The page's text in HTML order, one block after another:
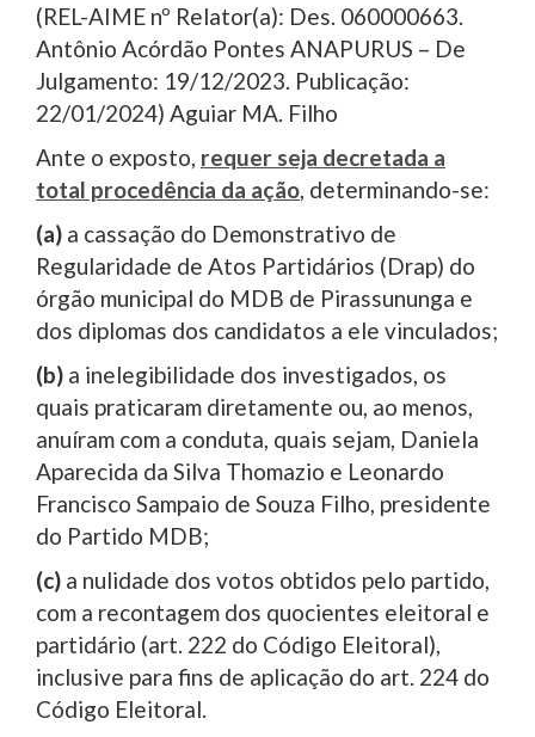
(REL-AIME nº Relator(a): Des. 060000663.
Antônio Acórdão Pontes ANAPURUS – De
Julgamento: 19/12/2023. Publicação:
22/01/2024) Aguiar MA. Filho
Ante o exposto, requer seja decretada a
total procedência da ação , determinando-se:
(a) a cassação do Demonstrativo de
Regularidade de Atos Partidários (Drap) do
órgão municipal do MDB de Pirassununga e
dos diplomas dos candidatos a ele vinculados;
(b) a inelegibilidade dos investigados, os
quais praticaram diretamente ou, ao menos,
anuíram com a conduta, quais sejam, Daniela
Aparecida da Silva Thomazio e Leonardo
Francisco Sampaio de Souza Filho, presidente
do Partido MDB;
(c) a nulidade dos votos obtidos pelo partido,
com a recontagem dos quocientes eleitoral e
partidário (art. 222 do Código Eleitoral),
inclusive para fins de aplicação do art. 224 do
Código Eleitoral.